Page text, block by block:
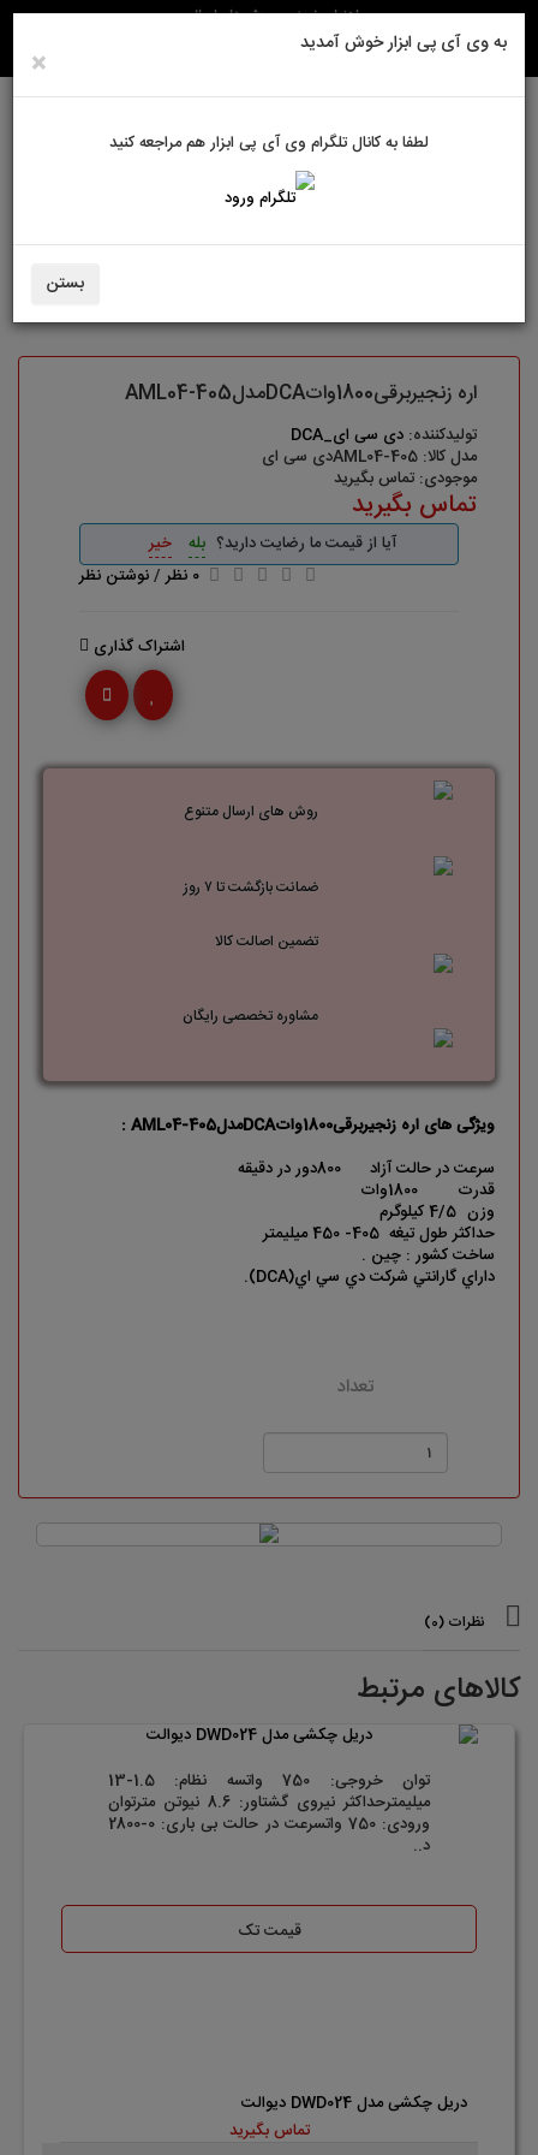
راهنمای خرید روش های ارسال
0
اره زنجیربرقی1800واتDCAمدلAML04-405
تولیدکننده: دی سی ای_DCA
مدل کالا: AML04-405دی سی ای
موجودی: تماس بگیرید
تماس بگیرید
آیا از قیمت ما رضایت دارید؟ بله
خیر
0 نظر
/نوشتن نظر
اشتراک گذاری
روش های ارسال متنوع
ضمانت بازگشت تا ۷ روز
تضمین اصالت کالا
مشاوره تخصصی رایگان
ویژگی های اره زنجیربرقی1800واتDCAمدلAML04-405 :
سرعت در حالت آزاد
800دور در دقیقه
قدرت
1800وات
وزن 4/5 کیلوگرم
حداکثر طول تیغه 405- 450 میلیمتر
ساخت کشور : چين .
داراي گارانتي شرکت دي سي اي(DCA).
تعداد
نظرات (0)
کالاهای مرتبط
توان خروجی: 750 واتسه نظام: 1.5-13
میلیمترحداکثر نیروی گشتاور: 8.6 نیوتن مترتوان
ورودی: 750 واتسرعت در حالت بی باری: 0-2800
د..
قیمت تک
دریل چکشی مدل DWD024 دیوالت
تماس بگیرید
به وی آی پی ابزار خوش آمدید
×
لطفا به کانال تلگرام وی آی پی ابزار هم مراجعه کنید
بستن